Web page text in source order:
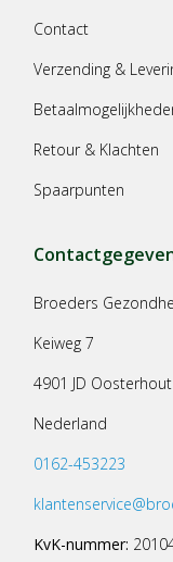
Contact
Verzending &
Retour & Klachten
Spaarpunten
Broeders
Keiweg 7
4901 JD Oosterhout
Nederland
0162-453223
KvK-nummer: